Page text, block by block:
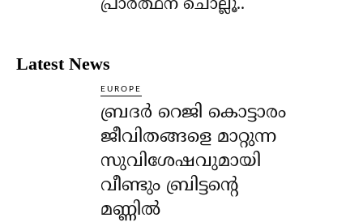
പ്രാര്‍ത്ഥന ചൊല്ലൂ..
Latest News
EUROPE
ബ്രദർ റെജി കൊട്ടാരം
ജീവിതങ്ങളെ മാറ്റുന്ന
സുവിശേഷവുമായി
വീണ്ടും ബ്രിട്ടന്റെ
മണ്ണിൽ